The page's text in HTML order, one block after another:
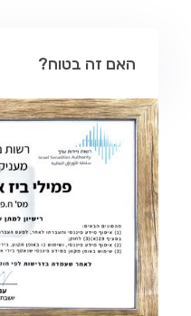
האם זה בטוח?